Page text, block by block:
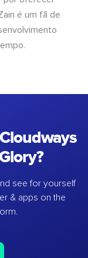
é um fã de
see for yourself
& apps on the